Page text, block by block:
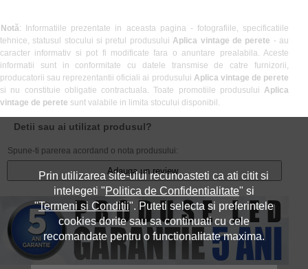
Notă: Informatiile prezentate in aceasta pagina - fotografiile, specificatiile
tehnice, statusul stocului si pretul produsuluiAplica vintage de perete - au
caracter informativ si pot fi modificate fara o anuntare prealabila. Aceste
informatii sunt in conformitate cu datele transmise de catre furnizorii,
producatorii sau reprezentantii oficiali ai produsului Aplica vintage de perete
si nu constituie obligatie contractuala. Toate promotiile produsului Aplica
vintage de perete sunt valabile in limita stocului disponibil.
Detii sau ai utilizat produsul?
Spune-ti parerea acordand o nota produsului:
Adauga un review
Prin utilizarea site-ului recunoasteti ca ati citit si
intelegeti "Politica de Confidentialitate" si
"Termeni si Conditii". Puteti selecta si preferintele
cookies dorite sau sa continuati cu cele
recomandate pentru o functionalitate maxima.